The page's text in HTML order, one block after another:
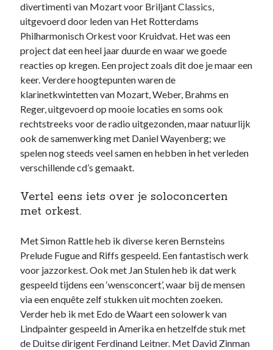
divertimenti van Mozart voor Briljant Classics,
uitgevoerd door leden van Het Rotterdams
Philharmonisch Orkest voor Kruidvat. Het was een
project dat een heel jaar duurde en waar we goede
reacties op kregen. Een project zoals dit doe je maar een
keer. Verdere hoogtepunten waren de
klarinetkwintetten van Mozart, Weber, Brahms en
Reger, uitgevoerd op mooie locaties en soms ook
rechtstreeks voor de radio uitgezonden, maar natuurlijk
ook de samenwerking met Daniel Wayenberg; we
spelen nog steeds veel samen en hebben in het verleden
verschillende cd’s gemaakt.
Vertel eens iets over je soloconcerten
met orkest.
Met Simon Rattle heb ik diverse keren Bernsteins
Prelude Fugue and Riffs gespeeld. Een fantastisch werk
voor jazzorkest. Ook met Jan Stulen heb ik dat werk
gespeeld tijdens een ‘wensconcert’, waar bij de mensen
via een enquête zelf stukken uit mochten zoeken.
Verder heb ik met Edo de Waart een solowerk van
Lindpainter gespeeld in Amerika en hetzelfde stuk met
de Duitse dirigent Ferdinand Leitner. Met David Zinman